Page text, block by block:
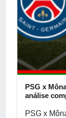
PSG x
análise
PSG x